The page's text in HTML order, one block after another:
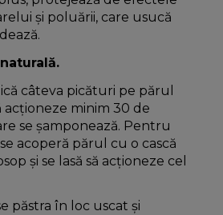
și poluării, care usucă
câteva picături pe părul
acționeze minim 30 de
se șamponează. Pentru
acoperă părul cu o cască
și se lasă să acționeze cel
păstra în loc uscat și